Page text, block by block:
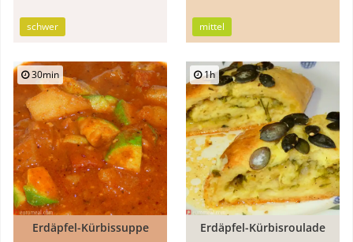
schwer mittel
30min
Erdäpfel-Kürbissuppe
1h
Erdäpfel-Kürbisroulade